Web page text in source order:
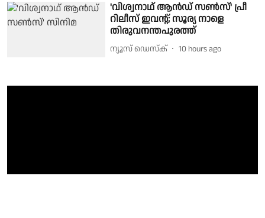
'വിശ്വനാഥ് ആൻഡ് സൺസ്' പ്രീ
റിലീസ് ഇവന്റ്; സൂര്യ നാളെ
തിരുവനന്തപുരത്ത്
ന്യൂസ് ഡെസ്ക് 10 hours ago